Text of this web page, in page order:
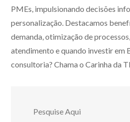
PMEs, impulsionando decisões
personalização. Destacamos
demanda, otimização de
atendimento e quando investir em
consultoria? Chama o Carinha da
Search